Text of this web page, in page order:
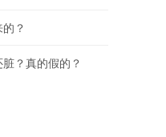
？
？真的假的？